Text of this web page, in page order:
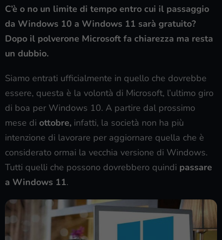
C’è o no un limite di tempo entro cui il passaggio
da Windows 10 a Windows 11 sarà gratuito?
Dopo il polverone Microsoft fa chiarezza ma resta
un dubbio.
Siamo entrati ufficialmente in quello che dovrebbe
essere, questa è la volontà di Microsoft, l’ultimo giro
di boa per Windows 10. A partire dal prossimo
mese di ottobre, infatti, la società non ha più
intenzione di lavorare per aggiornare quella che è
considerato ormai la vecchia versione di Windows.
Tutti quelli che possono dovrebbero quindi passare
a Windows 11.